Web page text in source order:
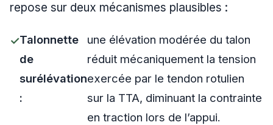
repose sur deux mécanismes plausibles :
Talonnette
de
surélévation
:
une élévation modérée du talon
réduit mécaniquement la tension
exercée par le tendon rotulien
sur la TTA, diminuant la contrainte
en traction lors de l’appui.